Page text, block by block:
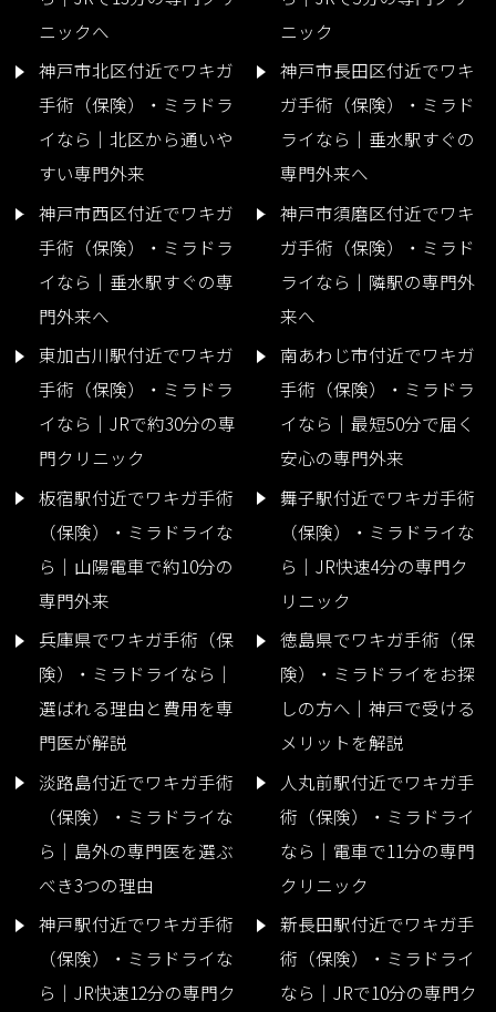
ニックへ
ニック
神戸市北区付近でワキガ
手術（保険）・ミラドラ
イなら｜北区から通いや
すい専門外来
神戸市長田区付近でワキ
ガ手術（保険）・ミラド
ライなら｜垂水駅すぐの
専門外来へ
神戸市西区付近でワキガ
手術（保険）・ミラドラ
イなら｜垂水駅すぐの専
門外来へ
神戸市須磨区付近でワキ
ガ手術（保険）・ミラド
ライなら｜隣駅の専門外
来へ
東加古川駅付近でワキガ
手術（保険）・ミラドラ
イなら｜JRで約30分の専
門クリニック
南あわじ市付近でワキガ
手術（保険）・ミラドラ
イなら｜最短50分で届く
安心の専門外来
板宿駅付近でワキガ手術
（保険）・ミラドライな
ら｜山陽電車で約10分の
専門外来
舞子駅付近でワキガ手術
（保険）・ミラドライな
ら｜JR快速4分の専門ク
リニック
兵庫県でワキガ手術（保
険）・ミラドライなら｜
選ばれる理由と費用を専
門医が解説
徳島県でワキガ手術（保
険）・ミラドライをお探
しの方へ｜神戸で受ける
メリットを解説
淡路島付近でワキガ手術
（保険）・ミラドライな
ら｜島外の専門医を選ぶ
べき3つの理由
人丸前駅付近でワキガ手
術（保険）・ミラドライ
なら｜電車で11分の専門
クリニック
神戸駅付近でワキガ手術
（保険）・ミラドライな
ら｜JR快速12分の専門ク
新長田駅付近でワキガ手
術（保険）・ミラドライ
なら｜JRで10分の専門ク